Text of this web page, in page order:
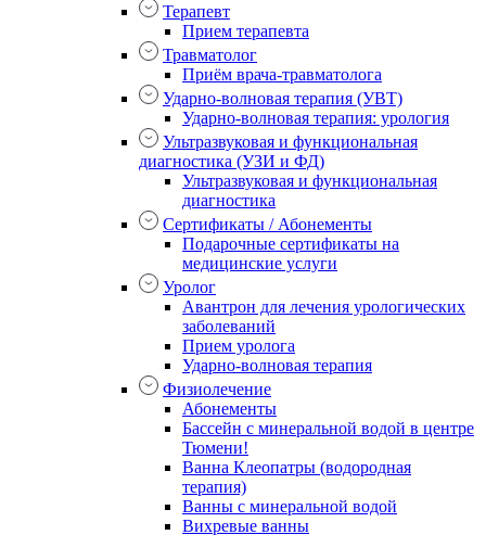
Терапевт
Прием терапевта
Травматолог
Приём врача-травматолога
Ударно-волновая терапия (УВТ)
Ударно-волновая терапия: урология
Ультразвуковая и функциональная
диагностика (УЗИ и ФД)
Ультразвуковая и функциональная
диагностика
Сертификаты / Абонементы
Подарочные сертификаты на
медицинские услуги
Уролог
Авантрон для лечения урологических
заболеваний
Прием уролога
Ударно-волновая терапия
Физиолечение
Абонементы
Бассейн с минеральной водой в центре
Тюмени!
Ванна Клеопатры (водородная
терапия)
Ванны с минеральной водой
Вихревые ванны